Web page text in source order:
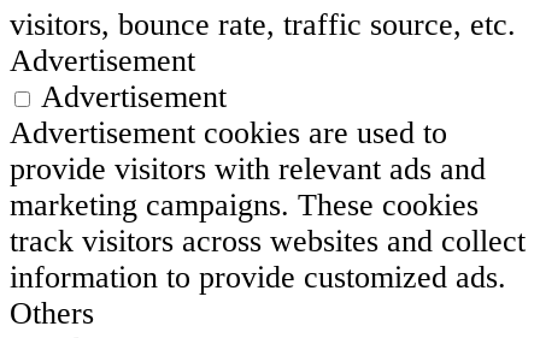
visitors, bounce rate, traffic source, etc.
Advertisement
Advertisement
Advertisement cookies are used to
provide visitors with relevant ads and
marketing campaigns. These cookies
track visitors across websites and collect
information to provide customized ads.
Others